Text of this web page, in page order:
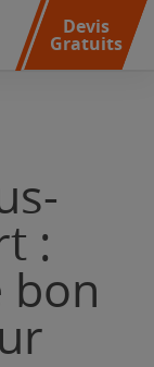
Devis
Gratuits
:
bon